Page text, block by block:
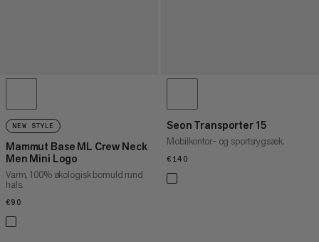
NEW STYLE
Mammut Base ML Crew Neck
Men Mini Logo
Varm, 100% økologisk bomuld rund
hals.
€90
Seon Transporter 15
Mobilkontor- og sportsrygsæk.
€140